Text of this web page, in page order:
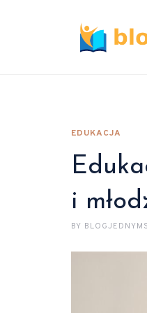
EDUKACJA
i
BY